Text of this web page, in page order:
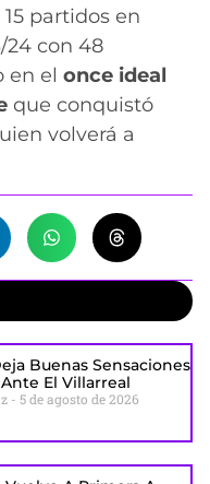
partidos en
24 con 48
en el once ideal
que conquistó
volverá a
Buenas Sensaciones
El Villarreal
5 de agosto de 2026